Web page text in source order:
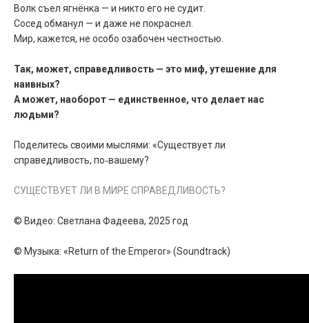
Волк съел ягнёнка — и никто его не судит.
Сосед обманул — и даже не покраснел.
Мир, кажется, не особо озабочен честностью.
Так, может, справедливость — это миф, утешение для
наивных?
А может, наоборот — единственное, что делает нас
людьми?
Поделитесь своими мыслями: «Существует ли
справедливость, по‑вашему?
СУЩЕСТВУЕТ ЛИ В МИРЕ СПРАВЕДЛИВОСТЬ?
© Видео: Светлана Фадеева, 2025 год
© Музыка: «Return of the Emperor» (Soundtrack)